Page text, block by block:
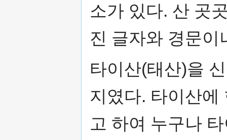
소가 있다. 산 곳
진 글자와 경문이
타이산(태산)을
지였다. 타이산에
고 하여 누구나